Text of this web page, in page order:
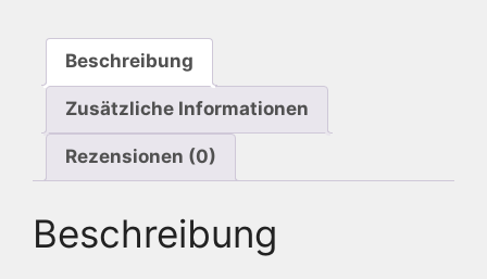
Trip
100222399
Beschreibung
Zusätzliche Informationen
Rezensionen (0)
Beschreibung